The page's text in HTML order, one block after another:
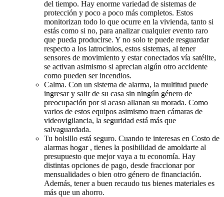
del tiempo. Hay enorme variedad de sistemas de
protección y poco a poco más completos. Estos
monitorizan todo lo que ocurre en la vivienda, tanto si
estás como si no, para analizar cualquier evento raro
que pueda producirse. Y no solo te puede resguardar
respecto a los latrocinios, estos sistemas, al tener
sensores de movimiento y estar conectados vía satélite,
se activan asimismo si aprecian algún otro accidente
como pueden ser incendios.
Calma. Con un sistema de alarma, la multitud puede
ingresar y salir de su casa sin ningún género de
preocupación por si acaso allanan su morada. Como
varios de estos equipos asimismo traen cámaras de
videovigilancia, la seguridad está más que
salvaguardada.
Tu bolsillo está seguro. Cuando te interesas en Costo de
alarmas hogar , tienes la posibilidad de amoldarte al
presupuesto que mejor vaya a tu economía. Hay
distintas opciones de pago, desde fraccionar por
mensualidades o bien otro género de financiación.
Además, tener a buen recaudo tus bienes materiales es
más que un ahorro.